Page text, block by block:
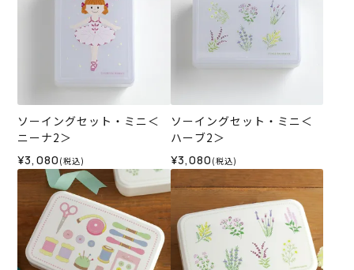
ソーイングセット・ミニ＜
ニーナ2＞
¥3,080 (税込)
ソーイングセット・ミニ＜
ハーブ2＞
¥3,080 (税込)